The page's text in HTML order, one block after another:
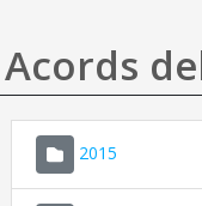
Acords
2015